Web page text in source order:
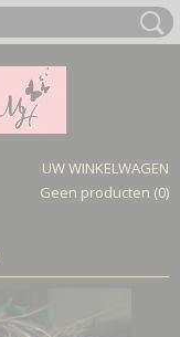
UW WINKELWAGEN
Geen producten (0)